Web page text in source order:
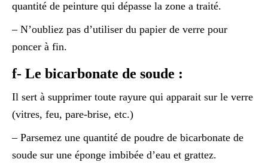
quantité de peinture qui dépasse la zone a traité.
– N’oubliez pas d’utiliser du papier de verre pour
poncer à fin.
f- Le bicarbonate de soude :
Il sert à supprimer toute rayure qui apparait sur le verre
(vitres, feu, pare-brise, etc.)
– Parsemez une quantité de poudre de bicarbonate de
soude sur une éponge imbibée d’eau et grattez.